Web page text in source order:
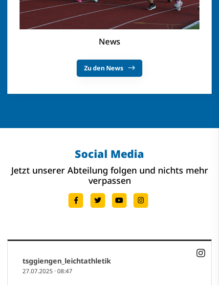
News
Zu den News
Social Media
Jetzt unserer Abteilung folgen und nichts mehr
verpassen
tsggiengen_leichtathletik
27.07.2025 ·08:47